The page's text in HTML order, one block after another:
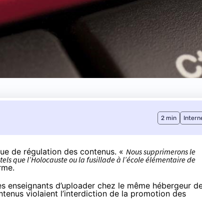
2 min
de régulation des contenus. « Nous supprimerons le
que l’Holocauste ou la fusillade à l’école élémentaire de
enseignants d’uploader chez le même hébergeur
violaient l’interdiction de la promotion des